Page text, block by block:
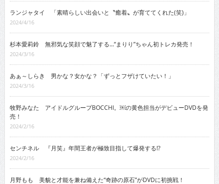
ランジャタイ 「素晴らしい出会いと〝癒着〟が育ててくれた(笑)」
2024/4/16
杉本愛莉鈴 無邪気な笑顔で魅了する…“まりり”ちゃん初トレカ発売！
2024/3/16
あぁ～しらき 男かな？女かな？「ずっとフザけていたい！」
2024/3/16
牧野みなた アイドルグループBOCCHI。￼の黄色担当がデビューDVDを発
売！
2024/2/16
センチネル 『月笑』年間王者が極致目指して爆発する!?
2024/2/16
月野もも 美貌と才能を兼ね備えた“奇跡の原石”がDVDに初挑戦！